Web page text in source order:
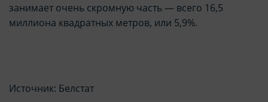
занимает очень скромную часть — всего 16,5
миллиона квадратных метров, или 5,9%.
Источник: Белстат